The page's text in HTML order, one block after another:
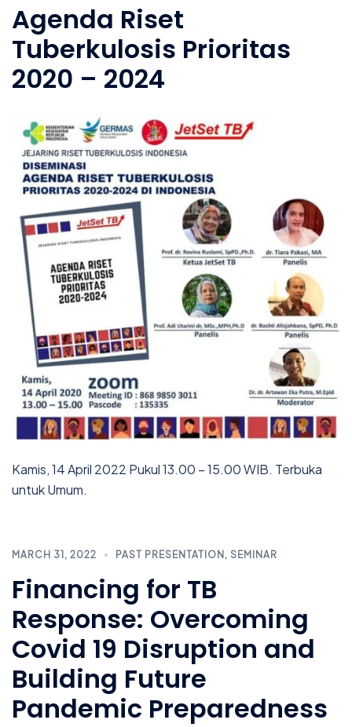
Agenda Riset
Tuberkulosis Prioritas
2020 – 2024
Kamis, 14 April 2022 Pukul 13.00 – 15.00 WIB. Terbuka
untuk Umum.
MARCH 31, 2022 PAST PRESENTATION, SEMINAR
Financing for TB
Response: Overcoming
Covid 19 Disruption and
Building Future
Pandemic Preparedness